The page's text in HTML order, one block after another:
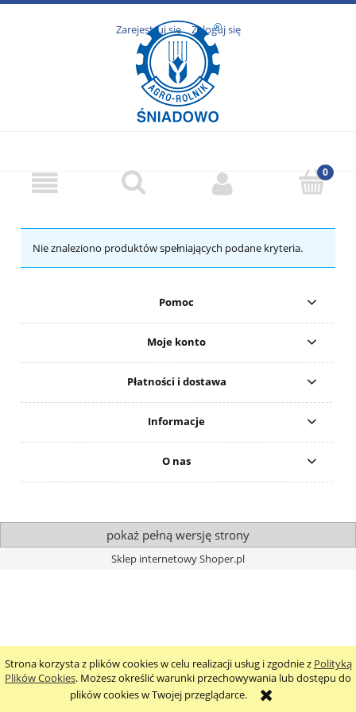
Strona korzysta z plików cookies w celu realizacji usług i zgodnie z Polityką
Plików Cookies. Możesz określić warunki przechowywania lub dostępu do
plików cookies w Twojej przeglądarce.
Zarejestruj się Zaloguj się
Nie znaleziono produktów spełniających podane kryteria.
Pomoc
Moje konto
Płatności i dostawa
Informacje
O nas
pokaż pełną wersję strony
Sklep internetowy Shoper.pl